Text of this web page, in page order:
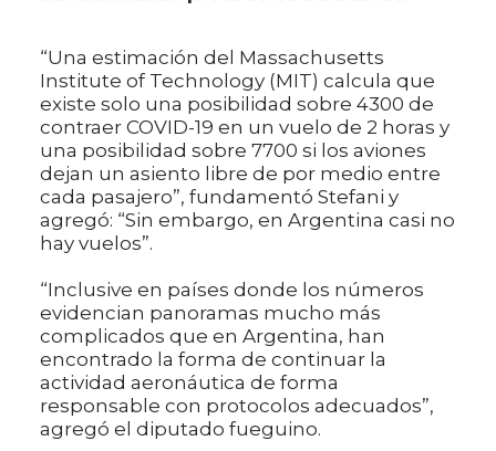
“Una estimación del Massachusetts
Institute of Technology (MIT) calcula que
existe solo una posibilidad sobre 4300 de
contraer COVID-19 en un vuelo de 2 horas y
una posibilidad sobre 7700 si los aviones
dejan un asiento libre de por medio entre
cada pasajero”, fundamentó Stefani y
agregó: “Sin embargo, en Argentina casi no
hay vuelos”.
“Inclusive en países donde los números
evidencian panoramas mucho más
complicados que en Argentina, han
encontrado la forma de continuar la
actividad aeronáutica de forma
responsable con protocolos adecuados”,
agregó el diputado fueguino.